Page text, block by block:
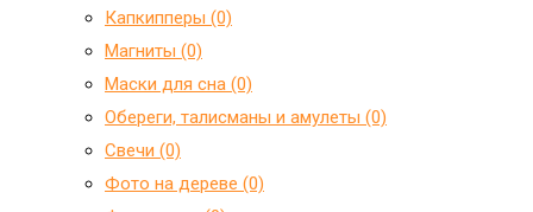
Капкипперы (0)
Магниты (0)
Маски для сна (0)
Обереги, талисманы и амулеты (0)
Свечи (0)
Фото на дереве (0)